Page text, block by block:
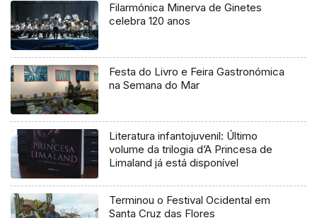
Filarmónica Minerva de Ginetes
celebra 120 anos
Festa do Livro e Feira Gastronómica
na Semana do Mar
Literatura infantojuvenil: Último
volume da trilogia d’A Princesa de
Limaland já está disponível
Terminou o Festival Ocidental em
Santa Cruz das Flores